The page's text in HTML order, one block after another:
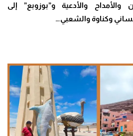
والأمداح والأدعية و”بوزوبع” إلى
وكناوة والشعبي…